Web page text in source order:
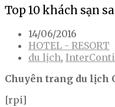
Top 10 khách sạn
14/06/2016
HOTEL - RESORT
du lịch,
Chuyên trang du lịch
[rpi]